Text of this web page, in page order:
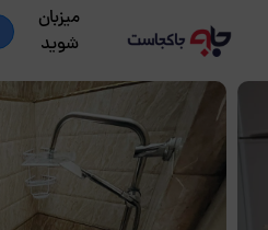
میزبان
شوید